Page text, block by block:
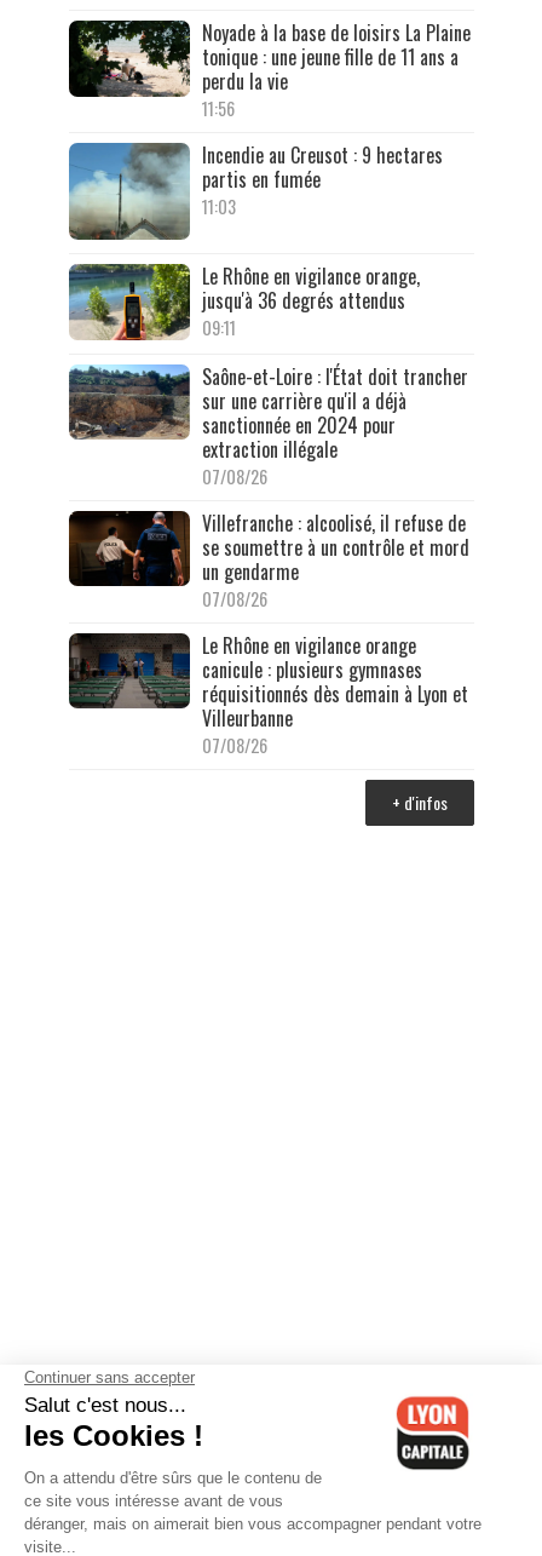
Noyade à la base de loisirs La Plaine
tonique : une jeune fille de 11 ans a
perdu la vie
11:56
Incendie au Creusot : 9 hectares
partis en fumée
11:03
Le Rhône en vigilance orange,
jusqu'à 36 degrés attendus
09:11
Saône-et-Loire : l'État doit trancher
sur une carrière qu'il a déjà
sanctionnée en 2024 pour
extraction illégale
07/08/26
Villefranche : alcoolisé, il refuse de
se soumettre à un contrôle et mord
un gendarme
07/08/26
Le Rhône en vigilance orange
canicule : plusieurs gymnases
réquisitionnés dès demain à Lyon et
Villeurbanne
07/08/26
+ d'infos